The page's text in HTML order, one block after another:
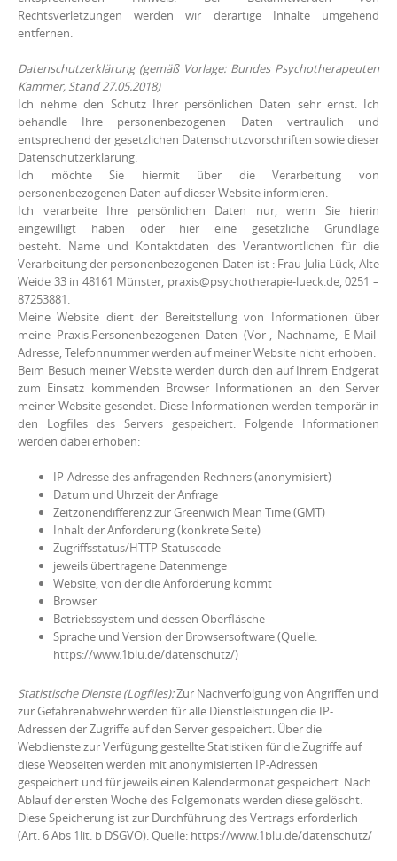
Rechtsverletzungen werden wir derartige Inhalte umgehend
entfernen.
Datenschutzerklärung (gemäß Vorlage: Bundes Psychotherapeuten
Kammer, Stand 27.05.2018)
Ich nehme den Schutz Ihrer persönlichen Daten sehr ernst. Ich
behandle Ihre personenbezogenen Daten vertraulich und
entsprechend der gesetzlichen Datenschutzvorschriften sowie dieser
Datenschutzerklärung.
Ich möchte Sie hiermit über die Verarbeitung von
personenbezogenen Daten auf dieser Website informieren.
Ich verarbeite Ihre persönlichen Daten nur, wenn Sie hierin
eingewilligt haben oder hier eine gesetzliche Grundlage
besteht. Name und Kontaktdaten des Verantwortlichen für die
Verarbeitung der personenbezogenen Daten ist : Frau Julia Lück, Alte
Weide 33 in 48161 Münster, praxis@psychotherapie-lueck.de, 0251 –
87253881.
Meine Website dient der Bereitstellung von Informationen über
meine Praxis.Personenbezogenen Daten (Vor-, Nachname, E-Mail-
Adresse, Telefonnummer werden auf meiner Website nicht erhoben.
Beim Besuch meiner Website werden durch den auf Ihrem Endgerät
zum Einsatz kommenden Browser Informationen an den Server
meiner Website gesendet. Diese Informationen werden temporär in
den Logfiles des Servers gespeichert. Folgende Informationen
werden dabei erhoben:
IP-Adresse des anfragenden Rechners (anonymisiert)
Datum und Uhrzeit der Anfrage
Zeitzonendifferenz zur Greenwich Mean Time (GMT)
Inhalt der Anforderung (konkrete Seite)
Zugriffsstatus/HTTP-Statuscode
jeweils übertragene Datenmenge
Website, von der die Anforderung kommt
Browser
Betriebssystem und dessen Oberfläsche
Sprache und Version der Browsersoftware (Quelle:
https://www.1blu.de/datenschutz/)
Statistische Dienste (Logfiles):Zur Nachverfolgung von Angriffen und
zur Gefahrenabwehr werden für alle Dienstleistungen die IP-
Adressen der Zugriffe auf den Server gespeichert. Über die
Webdienste zur Verfügung gestellte Statistiken für die Zugriffe auf
diese Webseiten werden mit anonymisierten IP-Adressen
gespeichert und für jeweils einen Kalendermonat gespeichert. Nach
Ablauf der ersten Woche des Folgemonats werden diese gelöscht.
Diese Speicherung ist zur Durchführung des Vertrags erforderlich
(Art. 6 Abs 1lit. b DSGVO). Quelle: https://www.1blu.de/datenschutz/